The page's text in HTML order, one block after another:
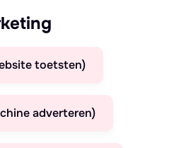
toetsten)
adverteren)